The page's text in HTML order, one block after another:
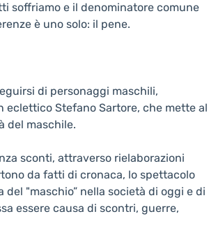
soffriamo e il denominatore comune
è uno solo: il pene.
di personaggi maschili,
eclettico Stefano Sartore, che mette al
del maschile.
sconti, attraverso rielaborazioni
da fatti di cronaca, lo spettacolo
del "maschio” nella società di oggi e di
essere causa di scontri, guerre,